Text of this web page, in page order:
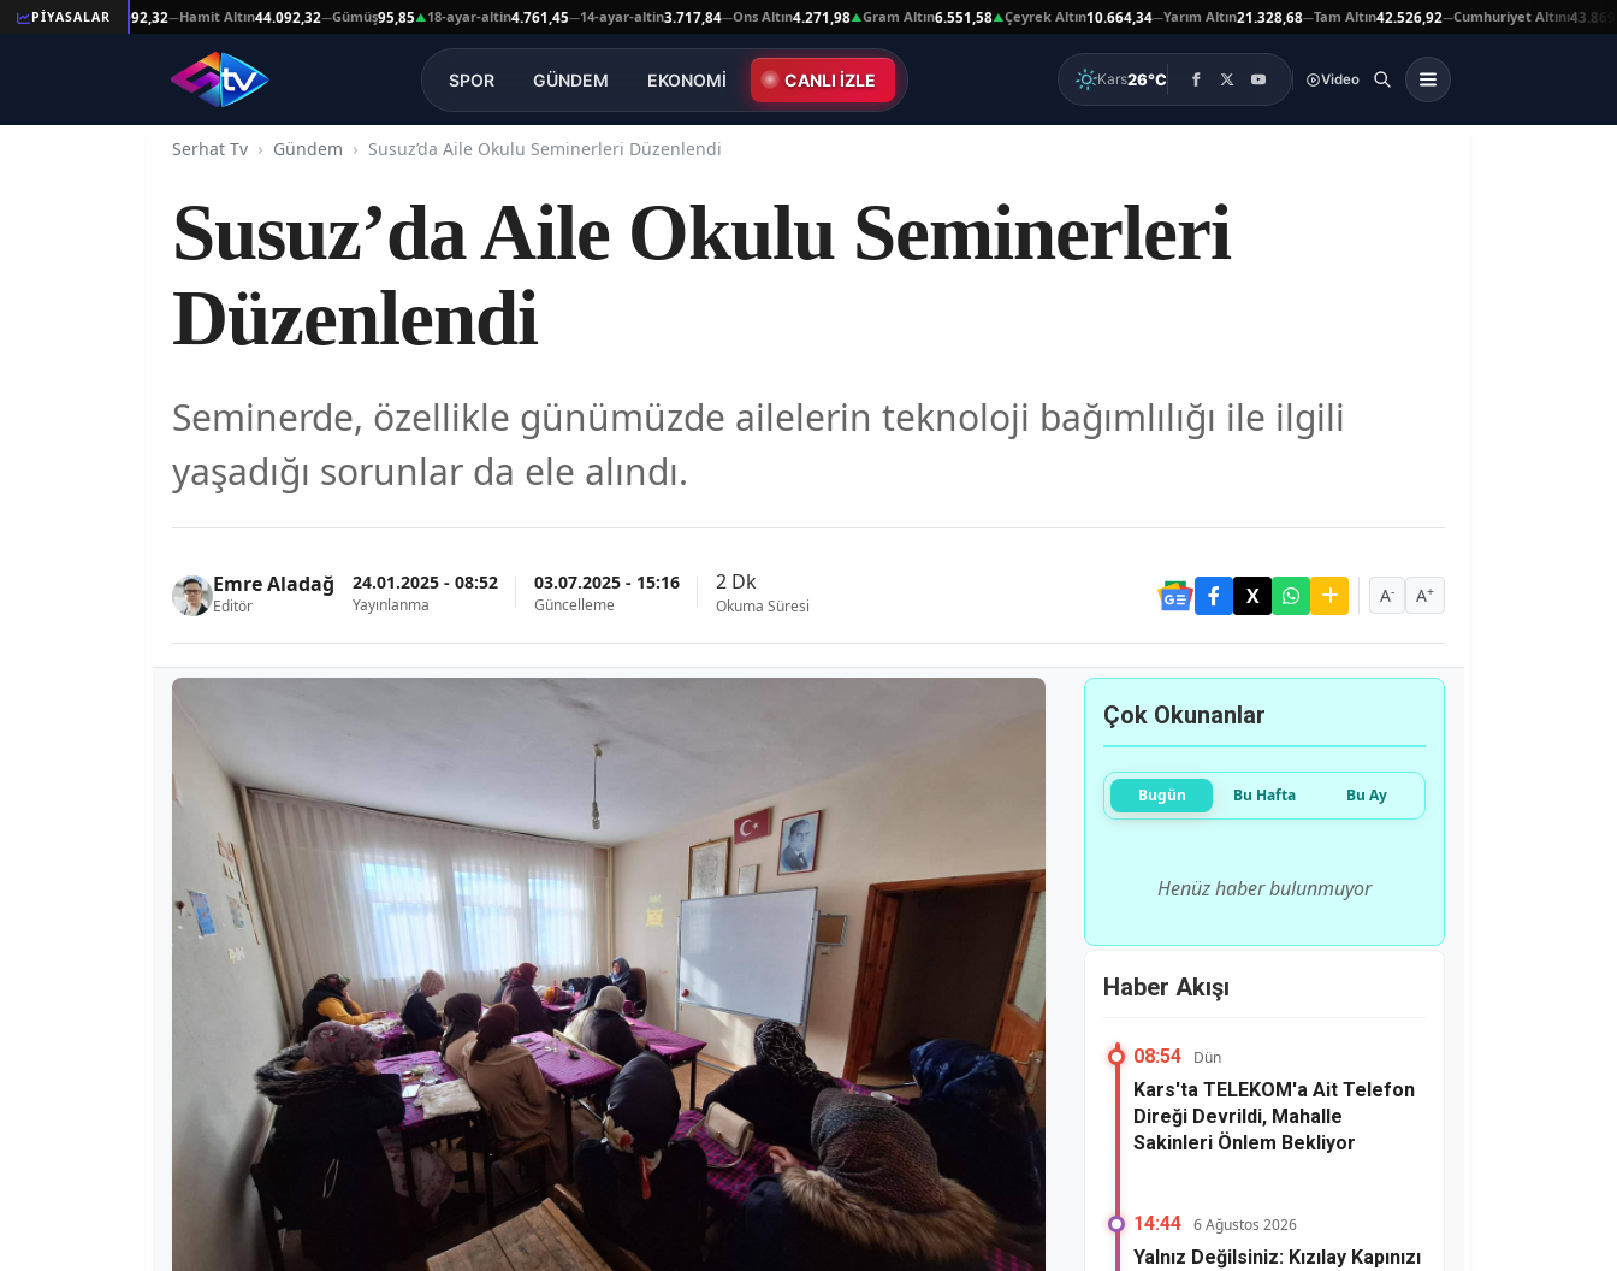
PİYASALAR
Altın44.092,32 —Hamit Altın44.092,32—Gümüş95,85▲18-ayar-altin4.761,45—14-ayar-altin3.717,84—Ons Altın4.271,98▲Gram Altın6.551,58▲Çeyrek Altın10.664,34—Yarım Altın21.328,68—Tam Altın42.526,92—Cumhuriyet Altını43.869,00▲
SPOR GÜNDEM EKONOMİ CANLI İZLE Kars26°C Video
Serhat Tv Gündem Susuz’da Aile Okulu Seminerleri Düzenlendi
Susuz’da Aile Okulu Seminerleri
Düzenlendi
Seminerde, özellikle günümüzde ailelerin teknoloji bağımlılığı ile ilgili
yaşadığı sorunlar da ele alındı.
Emre Aladağ
Editör
24.01.2025 - 08:52
Yayınlanma
03.07.2025 - 15:16
Güncelleme
2 Dk
Okuma Süresi A- A+
Çok Okunanlar
Bugün Bu Hafta Bu Ay
Henüz haber bulunmuyor
Haber Akışı
08:54 Dün
Kars'ta TELEKOM'a Ait Telefon
Direği Devrildi, Mahalle
Sakinleri Önlem Bekliyor
14:44 6 Ağustos 2026
Yalnız Değilsiniz: Kızılay Kapınızı